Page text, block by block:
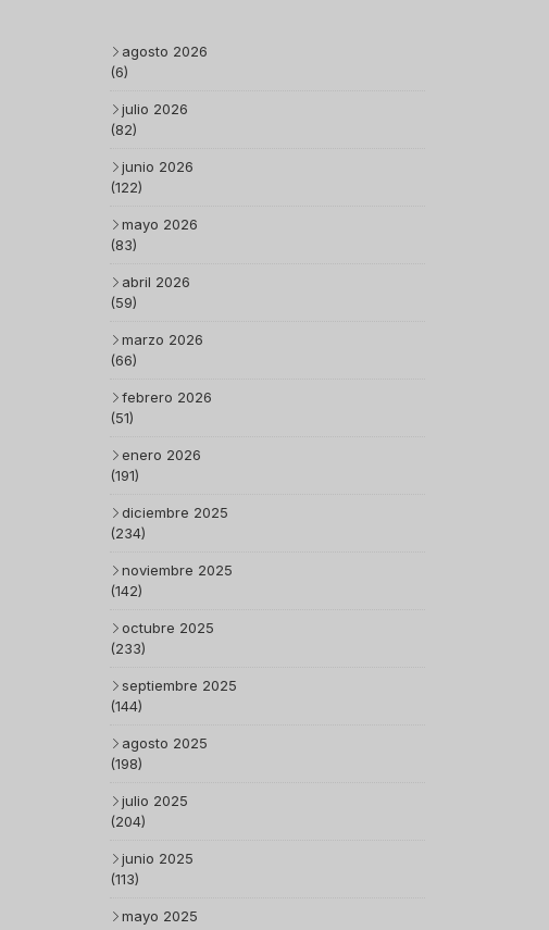
agosto 2026
(6)
julio 2026
(82)
junio 2026
(122)
mayo 2026
(83)
abril 2026
(59)
marzo 2026
(66)
febrero 2026
(51)
enero 2026
(191)
diciembre 2025
(234)
noviembre 2025
(142)
octubre 2025
(233)
septiembre 2025
(144)
agosto 2025
(198)
julio 2025
(204)
junio 2025
(113)
mayo 2025